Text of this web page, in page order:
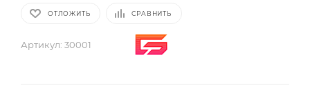
ОТЛОЖИТЬ СРАВНИТЬ
Артикул: 30001